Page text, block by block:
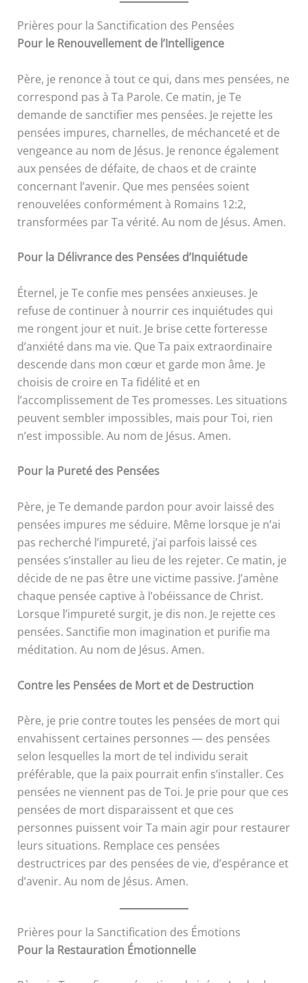
Prières pour la Sanctification des Pensées
Pour le Renouvellement de l’Intelligence
Père, je renonce à tout ce qui, dans mes pensées, ne
correspond pas à Ta Parole. Ce matin, je Te
demande de sanctifier mes pensées. Je rejette les
pensées impures, charnelles, de méchanceté et de
vengeance au nom de Jésus. Je renonce également
aux pensées de défaite, de chaos et de crainte
concernant l’avenir. Que mes pensées soient
renouvelées conformément à Romains 12:2,
transformées par Ta vérité. Au nom de Jésus. Amen.
Pour la Délivrance des Pensées d’Inquiétude
Éternel, je Te confie mes pensées anxieuses. Je
refuse de continuer à nourrir ces inquiétudes qui
me rongent jour et nuit. Je brise cette forteresse
d’anxiété dans ma vie. Que Ta paix extraordinaire
descende dans mon cœur et garde mon âme. Je
choisis de croire en Ta fidélité et en
l’accomplissement de Tes promesses. Les situations
peuvent sembler impossibles, mais pour Toi, rien
n’est impossible. Au nom de Jésus. Amen.
Pour la Pureté des Pensées
Père, je Te demande pardon pour avoir laissé des
pensées impures me séduire. Même lorsque je n’ai
pas recherché l’impureté, j’ai parfois laissé ces
pensées s’installer au lieu de les rejeter. Ce matin, je
décide de ne pas être une victime passive. J’amène
chaque pensée captive à l’obéissance de Christ.
Lorsque l’impureté surgit, je dis non. Je rejette ces
pensées. Sanctifie mon imagination et purifie ma
méditation. Au nom de Jésus. Amen.
Contre les Pensées de Mort et de Destruction
Père, je prie contre toutes les pensées de mort qui
envahissent certaines personnes — des pensées
selon lesquelles la mort de tel individu serait
préférable, que la paix pourrait enfin s’installer. Ces
pensées ne viennent pas de Toi. Je prie pour que ces
pensées de mort disparaissent et que ces
personnes puissent voir Ta main agir pour restaurer
leurs situations. Remplace ces pensées
destructrices par des pensées de vie, d’espérance et
d’avenir. Au nom de Jésus. Amen.
Prières pour la Sanctification des Émotions
Pour la Restauration Émotionnelle